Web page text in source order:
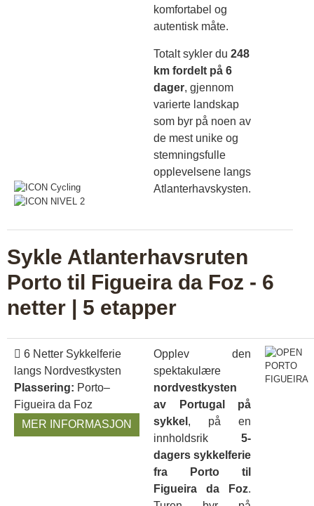
komfortabel og
autentisk måte.
Totalt sykler du 248
km fordelt på 6
dager, gjennom
varierte landskap
som byr på noen av
de mest unike og
stemningsfulle
opplevelsene langs
Atlanterhavskysten.
Sykle Atlanterhavsruten
Porto til Figueira da Foz - 6
netter | 5 etapper
6 Netter Sykkelferie
langs Nordvestkysten
Plassering: Porto–
Figueira da Foz
MER INFORMASJON
Opplev den
spektakulære
nordvestkysten
av Portugal på
sykkel , på en
innholdsrik 5-
dagers sykkelferie
fra Porto til
Figueira da Foz.